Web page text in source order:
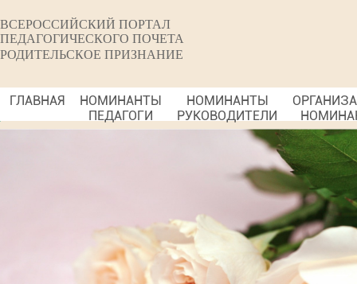
ВСЕРОССИЙСКИЙ ПОРТАЛ
ПЕДАГОГИЧЕСКОГО ПОЧЕТА
РОДИТЕЛЬСКОЕ ПРИЗНАНИЕ
ГЛАВНАЯ
НОМИНАНТЫ
ПЕДАГОГИ
НОМИНАНТЫ
РУКОВОДИТЕЛИ